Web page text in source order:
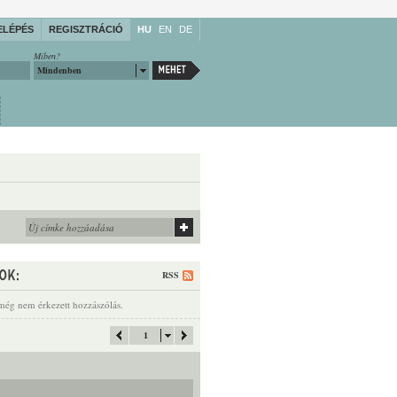
REGISZTRÁCIÓ HU EN DE
Miben?
Mindenben
RSS
nem érkezett hozzászólás.
1